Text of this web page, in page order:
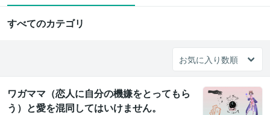
すべてのカテゴリ
ワガママ（恋人に自分の機嫌をとってもら
う）と愛を混同してはいけません。